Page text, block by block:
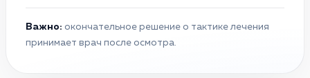
Важно: окончательное решение о тактике лечения
принимает врач после осмотра.